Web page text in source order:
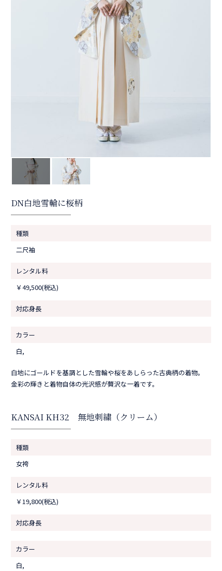
DN白地雪輪に桜柄
種類
二尺袖
レンタル料
￥49,500(税込)
対応身長
カラー
白,
白地にゴールドを基調とした雪輪や桜をあしらった古典柄の着物。
金彩の輝きと着物自体の光沢感が贅沢な一着です。
KANSAI KH32 無地刺繍（クリーム）
種類
女袴
レンタル料
￥19,800(税込)
対応身長
カラー
白,